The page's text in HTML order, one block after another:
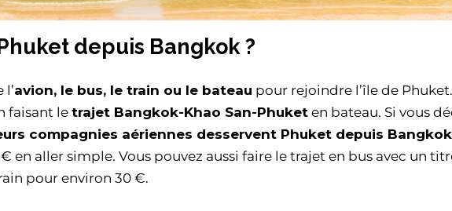
depuis Bangkok ?
avion, le bus, le train ou le bateau pour rejoindre l’île de
faisant le trajet Bangkok-Khao San-Phuket en bateau. Si vous
compagnies aériennes desservent Phuket depuis Bangkok
en aller simple. Vous pouvez aussi faire le trajet en bus avec un
pour environ 30 €.